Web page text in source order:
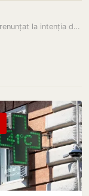
Irina Vlah: Cu regret, noul Guvern nu a renunțat la intenția de a…